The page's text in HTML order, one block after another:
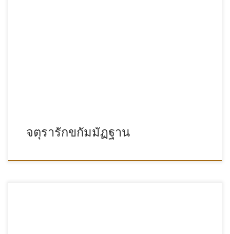
จตุรารักขกัมมัฏฐาน